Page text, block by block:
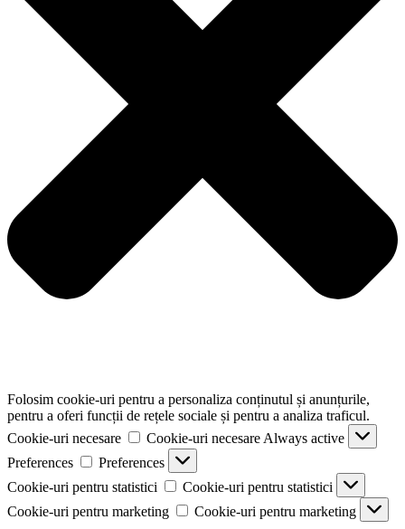
Folosim cookie-uri pentru a personaliza conținutul și anunțurile,
pentru a oferi funcții de rețele sociale și pentru a analiza traficul.
Cookie-uri necesare
Cookie-uri necesare Always active
Preferences
Preferences
Cookie-uri pentru statistici
Cookie-uri pentru statistici
Cookie-uri pentru marketing
Cookie-uri pentru marketing